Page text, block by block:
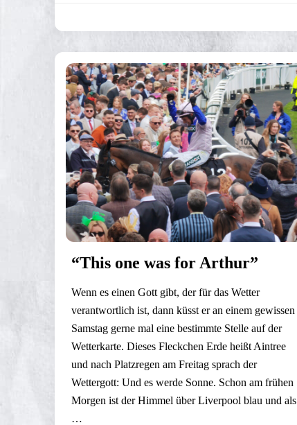
“This one was for Arthur”
Wenn es einen Gott gibt, der für das Wetter
verantwortlich ist, dann küsst er an einem gewissen
Samstag gerne mal eine bestimmte Stelle auf der
Wetterkarte. Dieses Fleckchen Erde heißt Aintree
und nach Platzregen am Freitag sprach der
Wettergott: Und es werde Sonne. Schon am frühen
Morgen ist der Himmel über Liverpool blau und als
…